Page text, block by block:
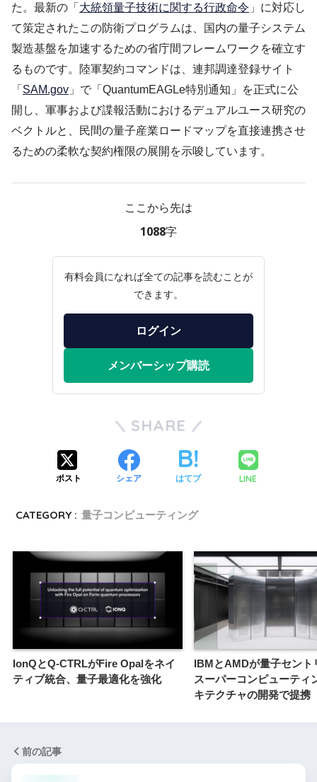
た。最新の「 大統領量子技術に関する行政命令 」に対応し
て策定されたこの防衛プログラムは、国内の量子システム
製造基盤を加速するための省庁間フレームワークを確立す
るものです。陸軍契約コマンドは、連邦調達登録サイト
「 SAM.gov 」で「QuantumEAGLe特別通知」を正式に公
開し、軍事および諜報活動におけるデュアルユース研究の
ベクトルと、民間の量子産業ロードマップを直接連携させ
るための柔軟な契約権限の展開を示唆しています。
ここから先は
1088字
有料会員になれば全ての記事を読むことが
できます。
ログイン
メンバーシップ購読
SHARE
ポスト シェア はてブ LINE
CATEGORY : 量子コンピューティング
IonQとQ-CTRLがFire Opalをネイ
ティブ統合、量子最適化を強化
IBMとAMDが量子セント
スーパーコンピューティ
キテクチャの開発で提携
前の記事